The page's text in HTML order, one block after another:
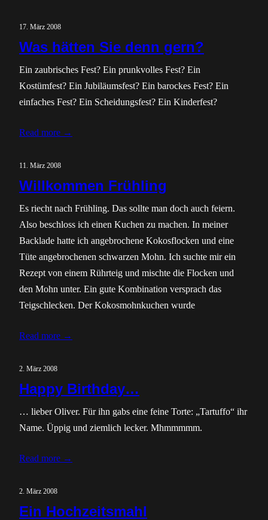
17. März 2008
Was hätten Sie denn gern?
Ein zaubrisches Fest? Ein prunkvolles Fest? Ein
Kostümfest? Ein Jubiläumsfest? Ein barockes Fest? Ein
einfaches Fest? Ein Scheidungsfest? Ein Kinderfest?
Read more →
11. März 2008
Willkommen Frühling
Es riecht nach Frühling. Das sollte man doch auch feiern.
Also beschloss ich einen Kuchen zu machen. In meiner
Backlade hatte ich angebrochene Kokosflocken und eine
Tüte angebrochenen schwarzen Mohn. Ich suchte mir ein
Rezept von einem Rührteig und mischte die Flocken und
den Mohn unter. Ein gute Kombination versprach das
Teigschlecken. Der Kokosmohnkuchen wurde
Read more →
2. März 2008
Happy Birthday…
… lieber Oliver. Für ihn gabs eine feine Torte: „Tartuffo“ ihr
Name. Üppig und ziemlich lecker. Mhmmmmm.
Read more →
2. März 2008
Ein Hochzeitsmahl